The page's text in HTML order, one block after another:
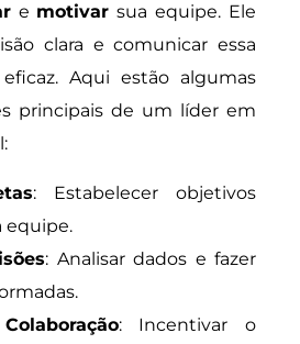
e motivar sua equipe. Ele
clara e comunicar essa
Aqui estão algumas
principais de um líder em
: Estabelecer objetivos
equipe.
: Analisar dados e fazer
: Incentivar o